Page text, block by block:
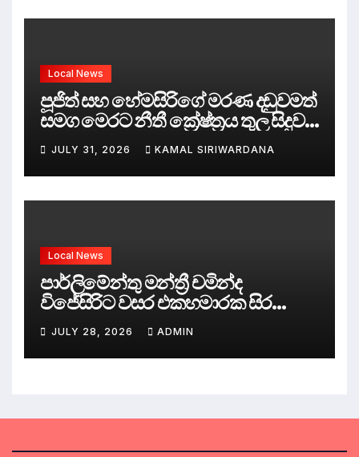
Local News
පූජිත් සහ හේමසිරිගේ මරණ දඩුවමත්
සමග මෙරට නීතී ක්‍රේෂ්ත්‍රය තුල සිදුව
ඇත්තේ කුමක්ද ?
JULY 31, 2026 KAMAL SIRIWARDANA
Local News
පාර්ලිමේන්තු මන්ත්‍රී චමින්ද
විජේසිරිට වසර එකහමාරක සිර
දඬුවම්.
JULY 28, 2026 ADMIN